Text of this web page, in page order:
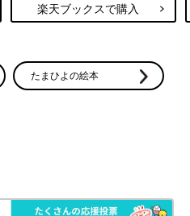
楽天ブックスで購入
たまひよの絵本